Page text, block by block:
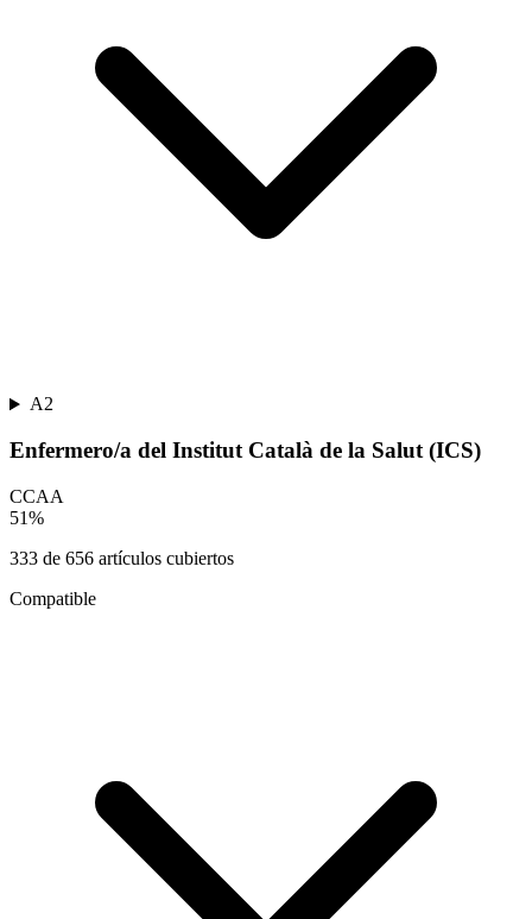
A2
Enfermero/a del Institut Català de la Salut (ICS)
CCAA
51%
333 de 656 artículos cubiertos
Compatible